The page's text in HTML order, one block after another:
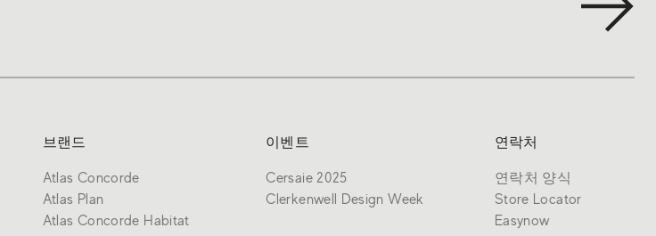
브랜드
Atlas Concorde
Atlas Plan
Atlas Concorde Habitat
이벤트
Cersaie 2025
Clerkenwell Design Week
연락처
연락처 양식
Store Locator
Easynow